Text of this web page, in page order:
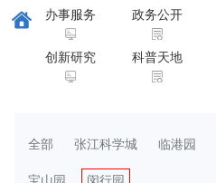
办事服务 政务公开
创新研究 科普天地
全部 张江科学城 临港园